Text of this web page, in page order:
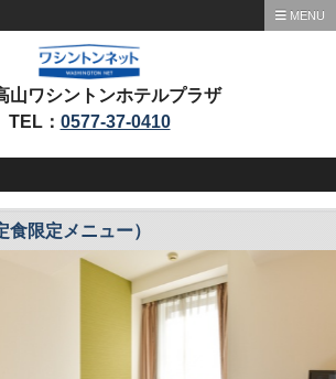
MENU
山ワシントンホテルプラザ
TEL： 0577-37-0410
限定メニュー）